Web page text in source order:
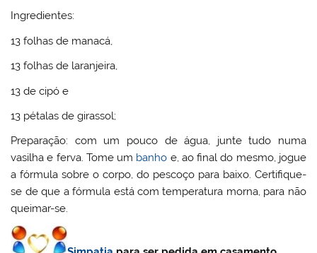
Ingredientes:
13 folhas de manacá,
13 folhas de laranjeira,
13 de cipó e
13 pétalas de girassol;
Preparação: com um pouco de água, junte tudo numa
vasilha e ferva. Tome um banho e, ao final do mesmo, jogue
a fórmula sobre o corpo, do pescoço para baixo. Certifique-
se de que a fórmula está com temperatura morna, para não
queimar-se.